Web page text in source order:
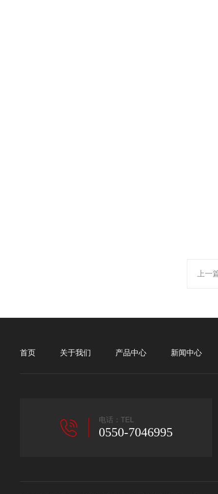
上一
首页 关于我们 产品中心 新闻中心
电话：TEL
0550-7046995